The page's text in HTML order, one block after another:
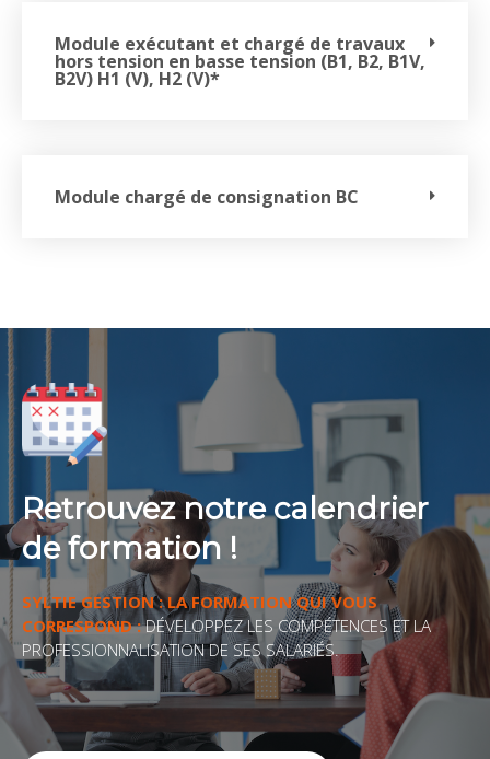
Module exécutant et chargé de travaux
hors tension en basse tension (B1, B2, B1V,
B2V) H1 (V), H2 (V)*
Module chargé de consignation BC
Retrouvez notre calendrier
de formation !
SYLTIE GESTION : LA FORMATION QUI VOUS
CORRESPOND :DÉVELOPPEZ LES COMPÉTENCES ET LA
PROFESSIONNALISATION DE SES SALARIÉS.